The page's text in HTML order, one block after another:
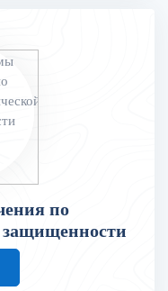
по
защищенности